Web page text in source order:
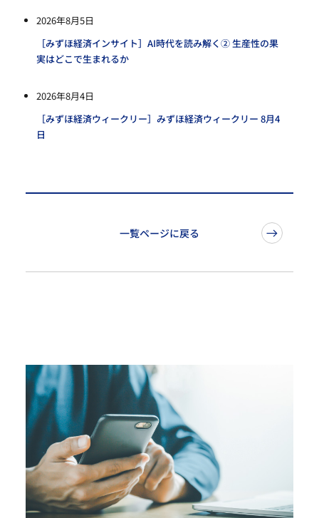
2026年8月5日
［みずほ経済インサイト］AI時代を読み解く② 生産性の果
実はどこで生まれるか
2026年8月4日
［みずほ経済ウィークリー］みずほ経済ウィークリー 8月4
日
一覧ページに戻る